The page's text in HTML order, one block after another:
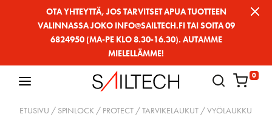
OTA YHTEYTTÄ, JOS TARVITSET APUA TUOTTEEN
VALINNASSA JOKO INFO@SAILTECH.FI TAI SOITA 09
6824950 (MA-PE KLO 8.30-16.30). AUTAMME
MIELELLÄMME!
0
ETUSIVU / SPINLOCK / PROTECT /TARVIKELAUKUT / VYÖLAUKKU